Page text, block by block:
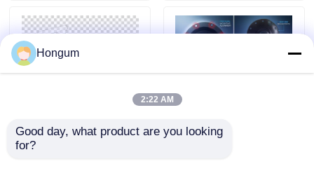
मामले
उद्धरण मांगें
रासायनिक परिचालन
Hongum
2:22 AM
Good day, what product are you looking
for?